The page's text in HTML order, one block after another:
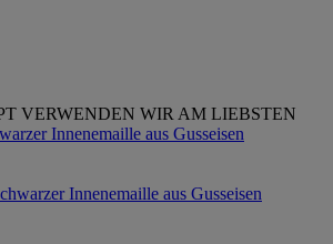
VERWENDEN WIR AM LIEBSTEN
Innenemaille aus Gusseisen